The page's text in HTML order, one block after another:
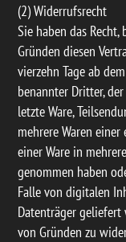
(2) Widerrufsrecht
Sie haben das
Gründen diesen
vierzehn Tage ab
benannter Dritter,
letzte Ware,
mehrere Waren
einer Ware in
genommen haben
Falle von digitalen
Datenträger geliefert
von Gründen zu